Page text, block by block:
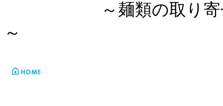
～麺類の取り
～